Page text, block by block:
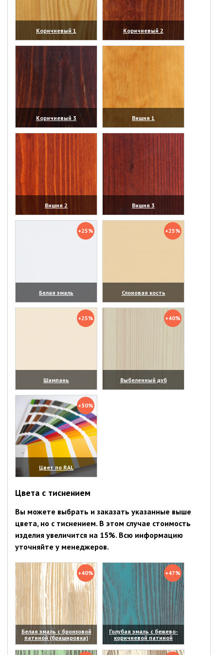
Коричневый 1
(увеличить)
Коричневый 2
(увеличить)
Коричневый 3
(увеличить)
Вишня 1
(увеличить)
Вишня 2
(увеличить)
Вишня 3
(увеличить)
+25%
Белая эмаль
(увеличить)
+25%
Слоновая кость
(увеличить)
+25%
Шампань
(увеличить)
+40%
Выбеленный дуб
(увеличить)
+30%
Цвет по RAL
(увеличить)
Цвета с тиснением
Вы можете выбрать и заказать указанные выше
цвета, но с тиснением. В этом случае стоимость
изделия увеличится на 15%. Всю информацию
уточняйте у менеджеров.
+40%
Белая эмаль с бронзовой
патиной (брашировка)
(увеличить)
+47%
Голубая эмаль с бежево-
коричневой патиной
(увеличить)